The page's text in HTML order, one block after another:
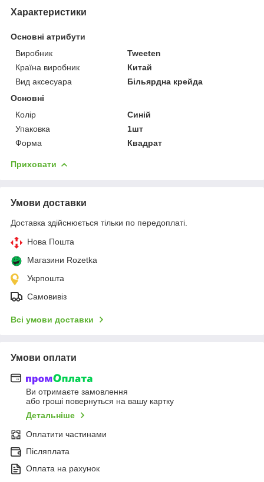
Характеристики
Основні атрибути
Виробник
Tweeten
Країна виробник
Китай
Вид аксесуара
Більярдна крейда
Основні
Колір
Синій
Упаковка
1шт
Форма
Квадрат
Приховати
Умови доставки
Доставка здійснюється тільки по передоплаті.
Нова Пошта
Магазини Rozetka
Укрпошта
Самовивіз
Всі умови доставки
Умови оплати
Ви отримаєте замовлення
або гроші повернуться на вашу картку
Детальніше
Оплатити частинами
Післяплата
Оплата на рахунок